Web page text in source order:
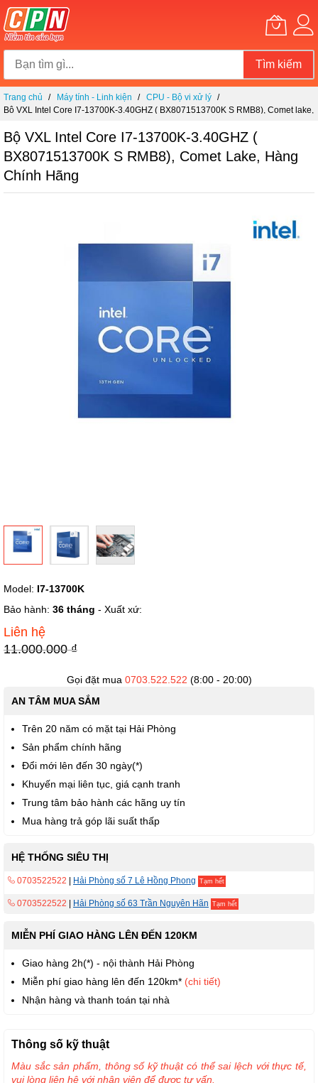
Tìm kiếm
Chuyển
đến
dung
Trang chủ Máy tính - Linh kiện
CPU - Bộ vi xử lý
Bộ VXL Intel Core I7-13700K-3.40GHZ ( BX8071513700K S RMB8), Comet lake,
Bộ VXL Intel Core I7-13700K-3.40GHZ (
BX8071513700K S RMB8), Comet Lake, Hàng
Chính Hãng
đến
phần
của
thư
Model: I7-13700K
Bảo hành: 36 tháng - Xuất xứ:
Liên hệ
11.000.000 ₫
Gọi đặt mua 0703.522.522 (8:00 - 20:00)
AN TÂM MUA SẮM
Trên 20 năm có mặt tại Hải Phòng
Sản phẩm chính hãng
Đổi mới lên đến 30 ngày(*)
Khuyến mại liên tục, giá cạnh tranh
Trung tâm bảo hành các hãng uy tín
Mua hàng trả góp lãi suất thấp
HỆ THỐNG SIÊU THỊ
0703522522 Hải Phòng số 7 Lê Hồng Phong Tạm hết
0703522522 Hải Phòng số 63 Trần Nguyên Hãn Tạm hết
MIỄN PHÍ GIAO HÀNG LÊN ĐẾN 120KM
Giao hàng 2h(*) - nội thành Hải Phòng
Miễn phí giao hàng lên đến 120km* (chi tiết)
Nhận hàng và thanh toán tại nhà
Thông số kỹ thuật
Màu sắc sản phẩm, thông số kỹ thuật có thể sai lệch với thực tế,
vui lòng liên hệ với nhân viên để được tư vấn.